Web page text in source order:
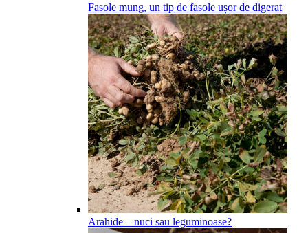
Fasole mung, un tip de fasole ușor de digerat
Arahide – nuci sau leguminoase?